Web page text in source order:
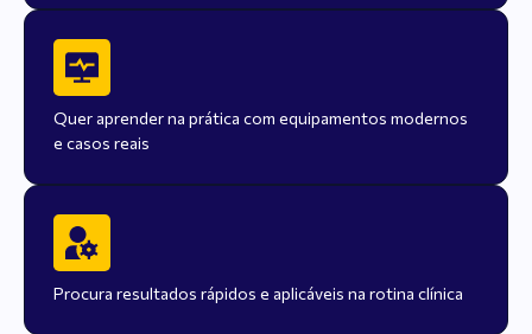
Quer aprender na prática com equipamentos modernos
e casos reais
Procura resultados rápidos e aplicáveis na rotina clínica